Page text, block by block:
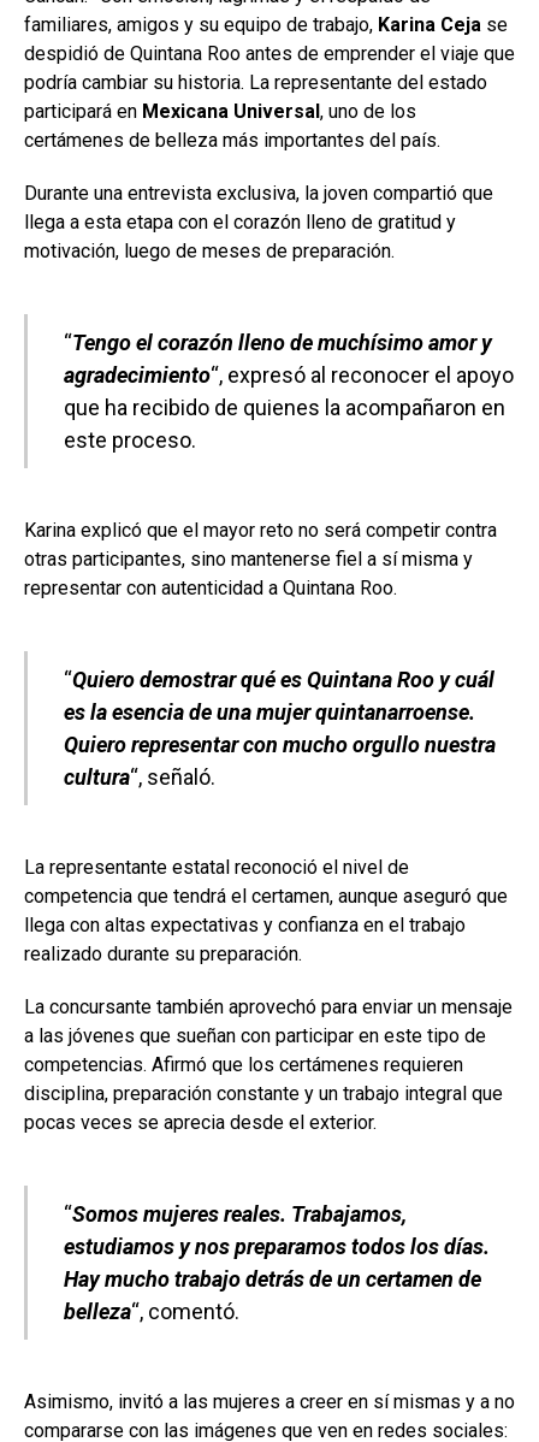
familiares, amigos y su equipo de trabajo, Karina Ceja se
despidió de Quintana Roo antes de emprender el viaje que
podría cambiar su historia. La representante del estado
participará en Mexicana Universal, uno de los
certámenes de belleza más importantes del país.
Durante una entrevista exclusiva, la joven compartió que
llega a esta etapa con el corazón lleno de gratitud y
motivación, luego de meses de preparación.
“Tengo el corazón lleno de muchísimo amor y
agradecimiento“, expresó al reconocer el apoyo
que ha recibido de quienes la acompañaron en
este proceso.
Karina explicó que el mayor reto no será competir contra
otras participantes, sino mantenerse fiel a sí misma y
representar con autenticidad a Quintana Roo.
“Quiero demostrar qué es Quintana Roo y cuál
es la esencia de una mujer quintanarroense.
Quiero representar con mucho orgullo nuestra
cultura“, señaló.
La representante estatal reconoció el nivel de
competencia que tendrá el certamen, aunque aseguró que
llega con altas expectativas y confianza en el trabajo
realizado durante su preparación.
La concursante también aprovechó para enviar un mensaje
a las jóvenes que sueñan con participar en este tipo de
competencias. Afirmó que los certámenes requieren
disciplina, preparación constante y un trabajo integral que
pocas veces se aprecia desde el exterior.
“Somos mujeres reales. Trabajamos,
estudiamos y nos preparamos todos los días.
Hay mucho trabajo detrás de un certamen de
belleza“, comentó.
Asimismo, invitó a las mujeres a creer en sí mismas y a no
compararse con las imágenes que ven en redes sociales: